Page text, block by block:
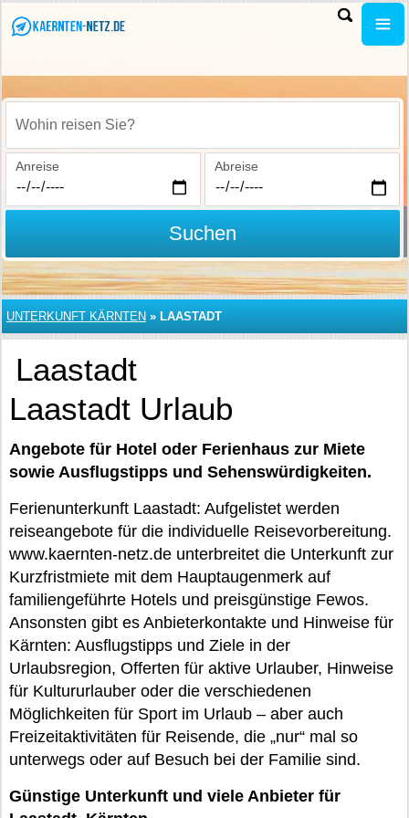
Wohin reisen Sie?
Anreise Abreise
Suchen
UNTERKUNFT KÄRNTEN » LAASTADT
Laastadt
Laastadt Urlaub
Angebote für Hotel oder Ferienhaus zur Miete
sowie Ausflugstipps und Sehenswürdigkeiten.
Ferienunterkunft Laastadt: Aufgelistet werden
reiseangebote für die individuelle Reisevorbereitung.
www.kaernten-netz.de unterbreitet die Unterkunft zur
Kurzfristmiete mit dem Hauptaugenmerk auf
familiengeführte Hotels und preisgünstige Fewos.
Ansonsten gibt es Anbieterkontakte und Hinweise für
Kärnten: Ausflugstipps und Ziele in der
Urlaubsregion, Offerten für aktive Urlauber, Hinweise
für Kultururlauber oder die verschiedenen
Möglichkeiten für Sport im Urlaub – aber auch
Freizeitaktivitäten für Reisende, die „nur“ mal so
unterwegs oder auf Besuch bei der Familie sind.
Günstige Unterkunft und viele Anbieter für